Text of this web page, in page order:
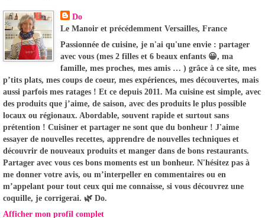
Do
Le Manoir et précédemment Versailles, France
Passionnée de cuisine, je n'ai qu'une envie : partager
avec vous (mes 2 filles et 6 beaux enfants 😀, ma
famille, mes proches, mes amis … ) grâce à ce site, mes
p’tits plats, mes coups de coeur, mes expériences, mes découvertes, mais
aussi parfois mes ratages ! Et ce depuis 2011. Ma cuisine est simple, avec
des produits que j’aime, de saison, avec des produits le plus possible
locaux ou régionaux. Abordable, souvent rapide et surtout sans
prétention ! Cuisiner et partager ne sont que du bonheur ! J'aime
essayer de nouvelles recettes, apprendre de nouvelles techniques et
découvrir de nouveaux produits et manger dans de bons restaurants.
Partager avec vous ces bons moments est un bonheur. N'hésitez pas à
me donner votre avis, ou m’interpeller en commentaires ou en
m’appelant pour tout ceux qui me connaisse, si vous découvrez une
coquille, je corrigerai. 🌿 Do.
Afficher mon profil complet